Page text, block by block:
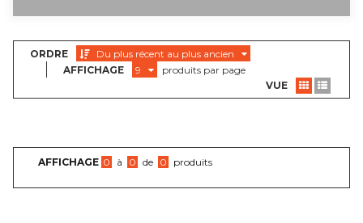
ORDRE
Du plus récent au plus ancien
AFFICHAGE
9
produits par page
VUE
AFFICHAGE 0 à 0 de 0 produits